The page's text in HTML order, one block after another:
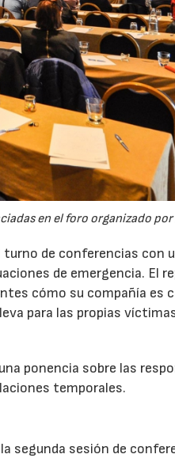
en el foro organizado por
turno de conferencias con
de emergencia. El
cómo su compañía es
para las propias
ponencia sobre las
temporales.
segunda sesión de